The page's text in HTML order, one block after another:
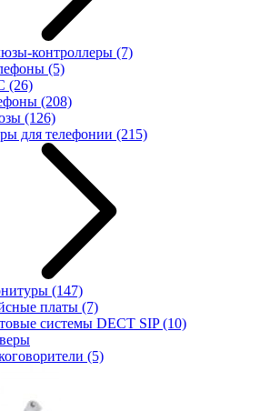
контроллеры (7)
(5)
(26)
(208)
(126)
для телефонии (215)
(147)
платы (7)
системы DECT SIP(10)
(5)